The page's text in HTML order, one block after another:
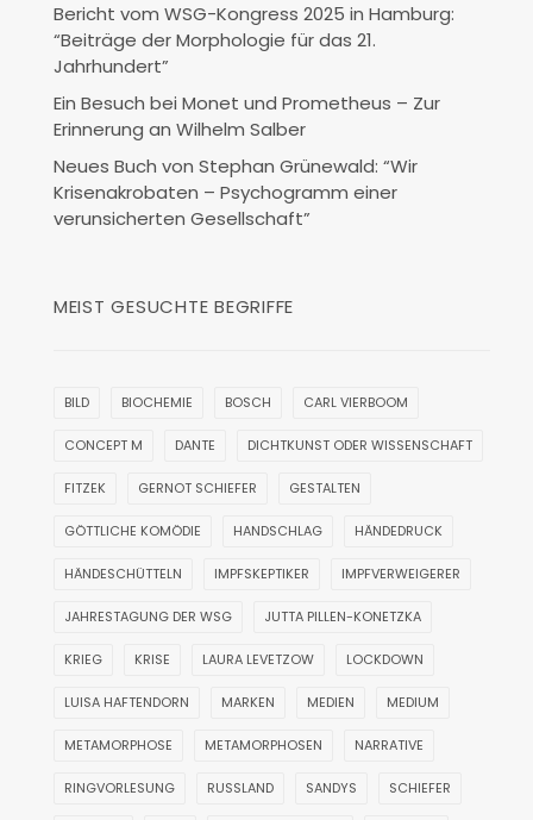
Bericht vom WSG-Kongress 2025 in Hamburg:
“Beiträge der Morphologie für das 21.
Jahrhundert”
Ein Besuch bei Monet und Prometheus – Zur
Erinnerung an Wilhelm Salber
Neues Buch von Stephan Grünewald: “Wir
Krisenakrobaten – Psychogramm einer
verunsicherten Gesellschaft”
MEIST GESUCHTE BEGRIFFE
BILD BIOCHEMIE BOSCH CARL VIERBOOM
CONCEPT M DANTE DICHTKUNST ODER WISSENSCHAFT
FITZEK GERNOT SCHIEFER GESTALTEN
GÖTTLICHE KOMÖDIE HANDSCHLAG HÄNDEDRUCK
HÄNDESCHÜTTELN IMPFSKEPTIKER IMPFVERWEIGERER
JAHRESTAGUNG DER WSG JUTTA PILLEN-KONETZKA
KRIEG KRISE LAURA LEVETZOW LOCKDOWN
LUISA HAFTENDORN MARKEN MEDIEN MEDIUM
METAMORPHOSE METAMORPHOSEN NARRATIVE
RINGVORLESUNG RUSSLAND SANDYS SCHIEFER